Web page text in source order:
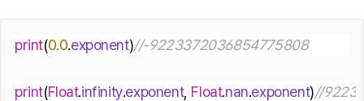
print(0.0.exponent)//-9223372036854775808
print(Float.infinity.exponent, Float.nan.exponent)//